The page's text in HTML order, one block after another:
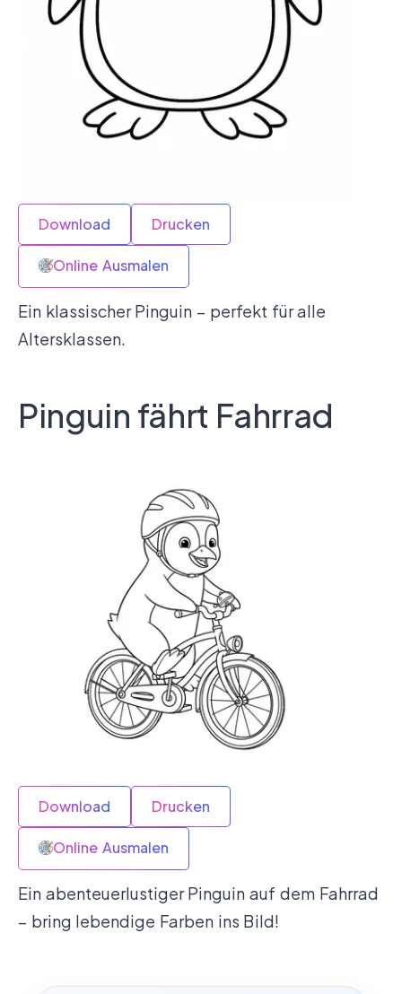
Download Drucken
Online Ausmalen
Ein klassischer Pinguin – perfekt für alle
Altersklassen.
Pinguin fährt Fahrrad
Download Drucken
Online Ausmalen
Ein abenteuerlustiger Pinguin auf dem Fahrrad
– bring lebendige Farben ins Bild!